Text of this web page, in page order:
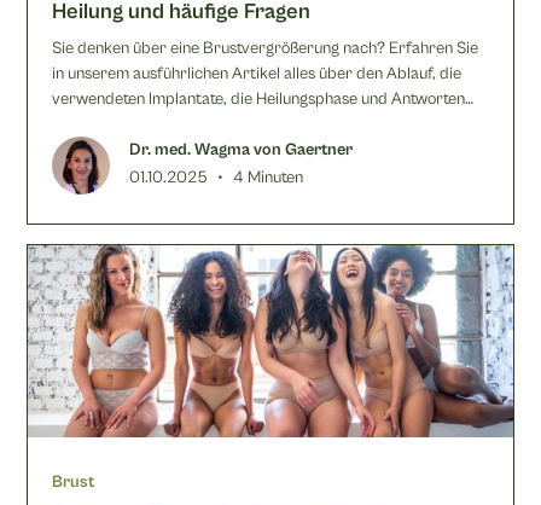
Heilung und häufige Fragen
Sie denken über eine Brustvergrößerung nach? Erfahren Sie
in unserem ausführlichen Artikel alles über den Ablauf, die
verwendeten Implantate, die Heilungsphase und Antworten
Kolleginnen in Frankfurt.
Dr. med. Wagma von Gaertner
01.10.2025
• 4 Minuten
Brust